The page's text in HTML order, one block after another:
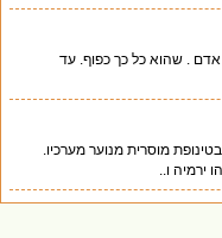
. שהוא כל כך כפוף. עד
מוסרית מנוער מערכיו.
ו..